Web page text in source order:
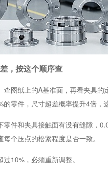
，按这个顺序查
图纸上的A基准面，再看夹具
零件，尺寸超差概率提升4倍，
件和夹具接触面有没有缝隙，
个压点的松紧程度是否一致。
10%，必须重新调整。